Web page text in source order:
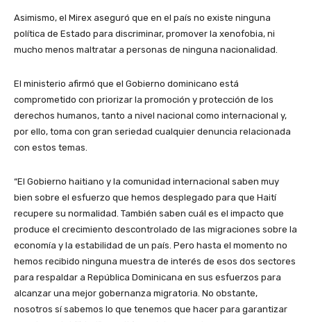
Asimismo, el Mirex aseguró que en el país no existe ninguna
política de Estado para discriminar, promover la xenofobia, ni
mucho menos maltratar a personas de ninguna nacionalidad.
El ministerio afirmó que el Gobierno dominicano está
comprometido con priorizar la promoción y protección de los
derechos humanos, tanto a nivel nacional como internacional y,
por ello, toma con gran seriedad cualquier denuncia relacionada
con estos temas.
“El Gobierno haitiano y la comunidad internacional saben muy
bien sobre el esfuerzo que hemos desplegado para que Haití
recupere su normalidad. También saben cuál es el impacto que
produce el crecimiento descontrolado de las migraciones sobre la
economía y la estabilidad de un país. Pero hasta el momento no
hemos recibido ninguna muestra de interés de esos dos sectores
para respaldar a República Dominicana en sus esfuerzos para
alcanzar una mejor gobernanza migratoria. No obstante,
nosotros sí sabemos lo que tenemos que hacer para garantizar